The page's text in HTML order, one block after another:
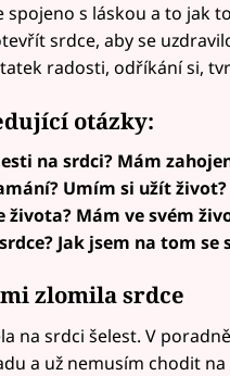
spojeno s láskou a to jak
srdce, aby se
radosti, odříkání si,
otázky:
na srdci? Mám
Umím si užít
života? Mám ve svém
Jak jsem na tom se
zlomila srdce
na srdci šelest. V
a už nemusím chodit